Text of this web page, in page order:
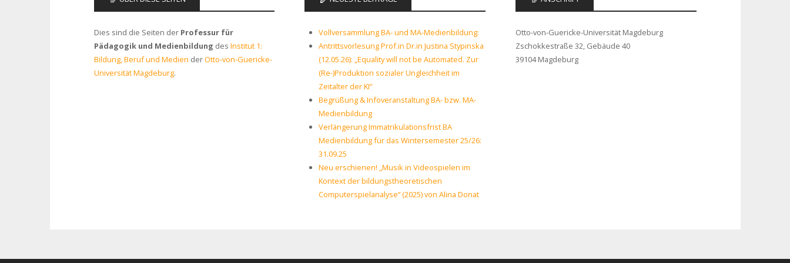
Dies sind die Seiten der Professur für
Pädagogik und Medienbildung des Institut 1:
Bildung, Beruf und Medien derOtto-von-Guericke-
Universität Magdeburg.
Vollversammlung BA- und MA-Medienbildung:
Antrittsvorlesung Prof.in Dr.in Justina Stypinska
(12.05.26): „Equality will not be Automated. Zur
(Re-)Produktion sozialer Ungleichheit im
Zeitalter der KI“
Begrüßung & Infoveranstaltung BA- bzw. MA-
Medienbildung
Verlängerung Immatrikulationsfrist BA
Medienbildung für das Wintersemester 25/26:
31.09.25
Neu erschienen! „Musik in Videospielen im
Kontext der bildungstheoretischen
Computerspielanalyse“ (2025) von Alina Donat
Otto-von-Guericke-Universität Magdeburg
Zschokkestraße 32, Gebäude 40
39104 Magdeburg